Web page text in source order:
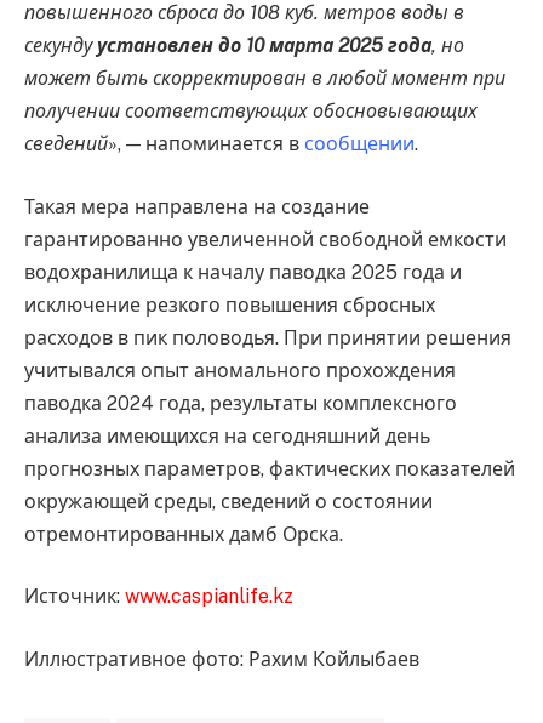
повышенного сброса до 108 куб. метров воды в
секундуустановлен до 10 марта 2025 года, но
может быть скорректирован в любой момент при
получении соответствующих обосновывающих
сведений», — напоминается в сообщении.
Такая мера направлена на создание
гарантированно увеличенной свободной емкости
водохранилища к началу паводка 2025 года и
исключение резкого повышения сбросных
расходов в пик половодья. При принятии решения
учитывался опыт аномального прохождения
паводка 2024 года, результаты комплексного
анализа имеющихся на сегодняшний день
прогнозных параметров, фактических показателей
окружающей среды, сведений о состоянии
отремонтированных дамб Орска.
Источник: www.caspianlife.kz
Иллюстративное фото: Рахим Койлыбаев